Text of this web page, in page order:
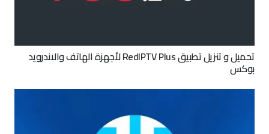
تحميل و تنزيل تطبيق RedIPTV Plus لأجهزة الهاتف والاندرويد
بوكس